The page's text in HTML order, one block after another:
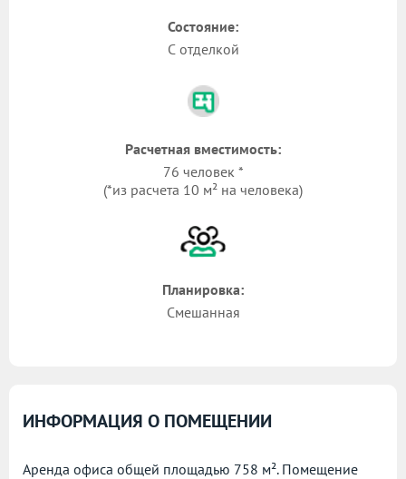
Состояние:
С отделкой
Расчетная вместимость:
76 человек *
(*из расчета 10 м² на человека)
Планировка:
Смешанная
ИНФОРМАЦИЯ О ПОМЕЩЕНИИ
Аренда офиса общей площадью 758 м². Помещение